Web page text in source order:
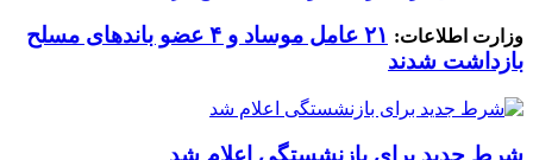
وزارت اطلاعات:
۲۱ عامل موساد و ۴ عضو باند‌های مسلح
بازداشت شدند
شرط جدید برای بازنشستگی اعلام شد